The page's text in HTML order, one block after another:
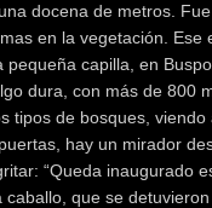
docena de metros.
en la vegetación.
capilla, en
dura, con más de 800
tipos de bosques,
hay un mirador
“Queda inaugurado
caballo, que se